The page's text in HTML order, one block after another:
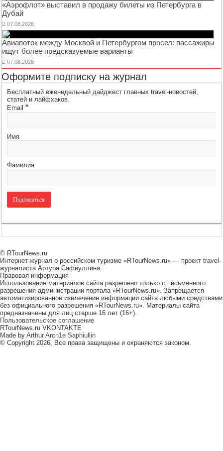
«Аэрофлот» выставил в продажу билеты из Петербурга в
Дубай
07.08.2026
Авиапоток между Москвой и Петербургом просел: пассажиры
ищут более предсказуемые варианты
07.08.2026
Оформите подписку на журнал
Бесплатный еженедельный дайджест главных travel-новостей,
статей и лайфхаков.
Email*
Имя
Фамилия
© RTourNews.ru
Интернет-журнал о российском туризме «RTourNews.ru» — проект travel-
журналиста Артура Сафиуллина.
Правовая информация
Использование материалов сайта разрешено только с письменного
разрешения администрации портала «RTourNews.ru». Запрещается
автоматизированное извлечение информации сайта любыми средствами
без официального разрешения «RTourNews.ru». Материалы сайта
предназначены для лиц старше 16 лет (16+).
Пользовательское соглашение
RTourNews.ru VKONTAKTE
Made by Arthur Arch1e Saphiullin
© Copyright 2026, Все права защищены и охраняются законом.